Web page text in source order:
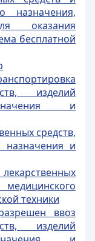
назначения,
оказания
бесплатной
изделий
и
средств,
назначения и
техники
ввоз
изделий